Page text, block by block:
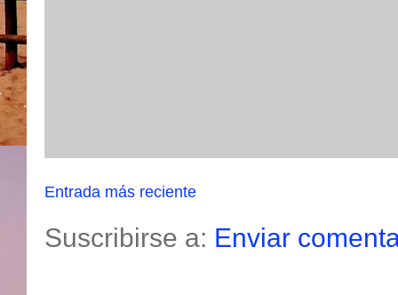
Entrada más reciente
Suscribirse a: Enviar